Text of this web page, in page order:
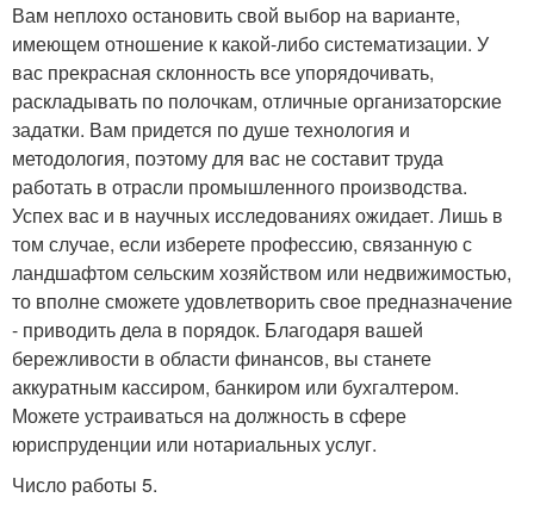
Вам неплохо остановить свой выбор на варианте,
имеющем отношение к какой-либо систематизации. У
вас прекрасная склонность все упорядочивать,
раскладывать по полочкам, отличные организаторские
задатки. Вам придется по душе технология и
методология, поэтому для вас не составит труда
работать в отрасли промышленного производства.
Успех вас и в научных исследованиях ожидает. Лишь в
том случае, если изберете профессию, связанную с
ландшафтом сельским хозяйством или недвижимостью,
то вполне сможете удовлетворить свое предназначение
- приводить дела в порядок. Благодаря вашей
бережливости в области финансов, вы станете
аккуратным кассиром, банкиром или бухгалтером.
Можете устраиваться на должность в сфере
юриспруденции или нотариальных услуг.
Число работы 5.